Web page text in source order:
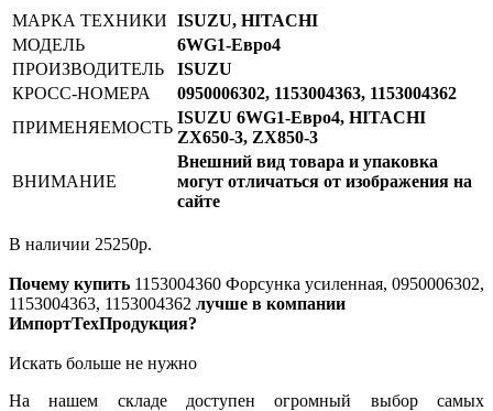
МАРКА ТЕХНИКИ ISUZU, HITACHI
МОДЕЛЬ
6WG1-Евро4
ПРОИЗВОДИТЕЛЬ
ISUZU
КРОСС-НОМЕРА
0950006302, 1153004363, 1153004362
ПРИМЕНЯЕМОСТЬ
ISUZU 6WG1-Евро4, HITACHI
ZX650-3, ZX850-3
ВНИМАНИЕ
Внешний вид товара и упаковка
могут отличаться от изображения на
сайте
В наличии 25250р.
Почему купить 1153004360 Форсунка усиленная, 0950006302,
1153004363, 1153004362 лучше в компании
ИмпортТехПродукция?
Искать больше не нужно
На нашем складе доступен огромный выбор самых